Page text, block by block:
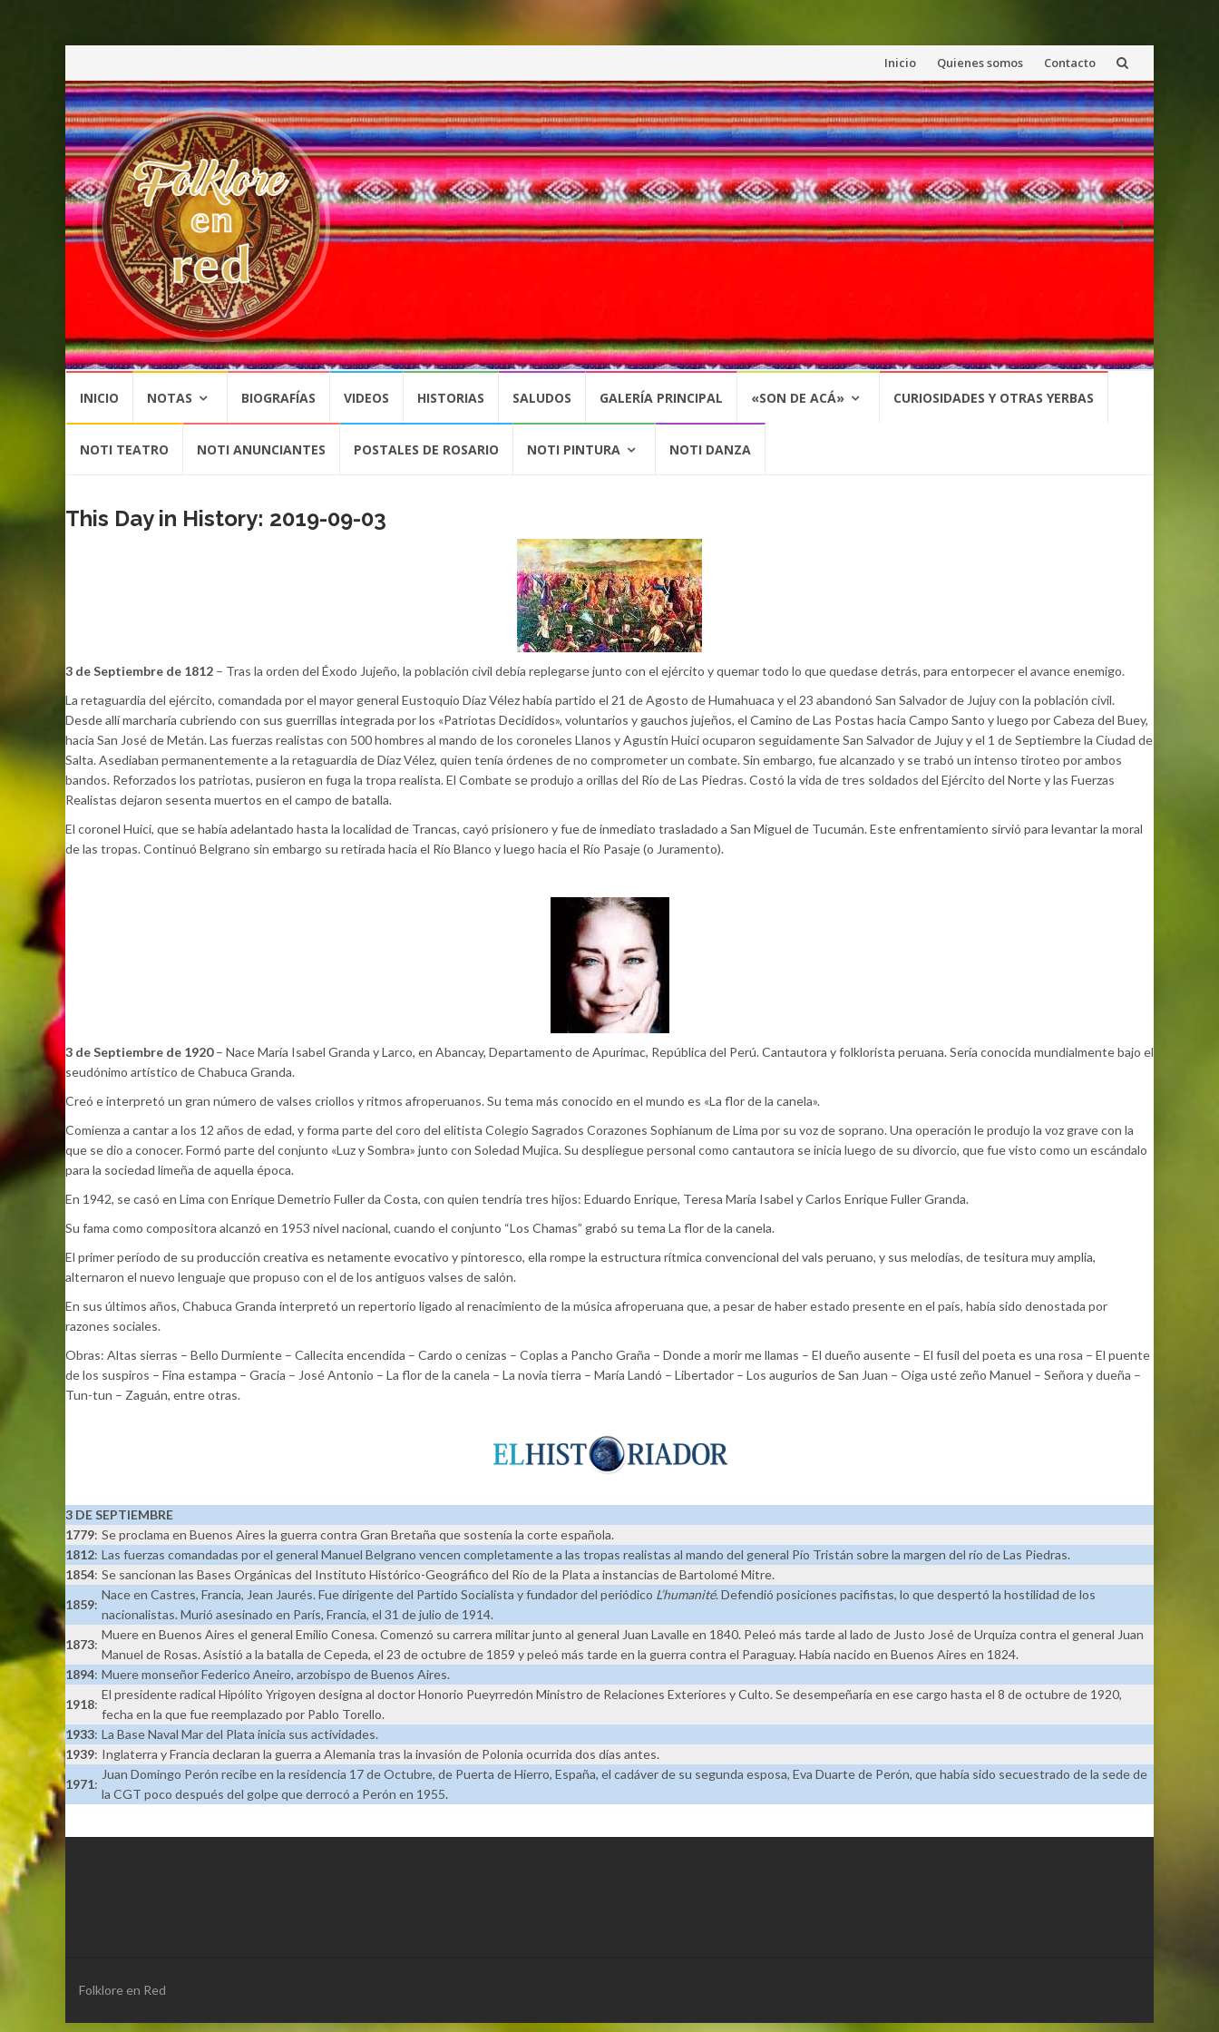
Saltar
al
contenido
Inicio Quienes somos Contacto
1
contenido
INICIO NOTAS BIOGRAFÍAS VIDEOS HISTORIAS SALUDOS GALERÍA PRINCIPAL «SON DE ACÁ» CURIOSIDADES Y OTRAS YERBAS
NOTI TEATRO NOTI ANUNCIANTES POSTALES DE ROSARIO NOTI PINTURA NOTI DANZA
This Day in History: 2019-09-03
3 de Septiembre de 1812 – Tras la orden del Éxodo Jujeño, la población civil debía replegarse junto con el ejército y quemar todo lo que quedase detrás, para entorpecer el avance enemigo.
La retaguardia del ejército, comandada por el mayor general Eustoquio Díaz Vélez había partido el 21 de Agosto de Humahuaca y el 23 abandonó San Salvador de Jujuy con la población civil.
Desde allí marcharía cubriendo con sus guerrillas integrada por los «Patriotas Decididos», voluntarios y gauchos jujeños, el Camino de Las Postas hacia Campo Santo y luego por Cabeza del Buey,
hacia San José de Metán. Las fuerzas realistas con 500 hombres al mando de los coroneles Llanos y Agustín Huici ocuparon seguidamente San Salvador de Jujuy y el 1 de Septiembre la Ciudad de
Salta. Asediaban permanentemente a la retaguardia de Díaz Vélez, quien tenía órdenes de no comprometer un combate. Sin embargo, fue alcanzado y se trabó un intenso tiroteo por ambos
bandos. Reforzados los patriotas, pusieron en fuga la tropa realista. El Combate se produjo a orillas del Río de Las Piedras. Costó la vida de tres soldados del Ejército del Norte y las Fuerzas
Realistas dejaron sesenta muertos en el campo de batalla.
El coronel Huici, que se había adelantado hasta la localidad de Trancas, cayó prisionero y fue de inmediato trasladado a San Miguel de Tucumán. Este enfrentamiento sirvió para levantar la moral
de las tropas. Continuó Belgrano sin embargo su retirada hacia el Río Blanco y luego hacia el Río Pasaje (o Juramento).
3 de Septiembre de 1920– Nace María Isabel Granda y Larco, en Abancay, Departamento de Apurimac, República del Perú. Cantautora y folklorista peruana. Sería conocida mundialmente bajo el
seudónimo artístico de Chabuca Granda.
Creó e interpretó un gran número de valses criollos y ritmos afroperuanos. Su tema más conocido en el mundo es «La flor de la canela».
Comienza a cantar a los 12 años de edad, y forma parte del coro del elitista Colegio Sagrados Corazones Sophianum de Lima por su voz de soprano. Una operación le produjo la voz grave con la
que se dio a conocer. Formó parte del conjunto «Luz y Sombra» junto con Soledad Mujica. Su despliegue personal como cantautora se inicia luego de su divorcio, que fue visto como un escándalo
para la sociedad limeña de aquella época.
En 1942, se casó en Lima con Enrique Demetrio Fuller da Costa, con quien tendría tres hijos: Eduardo Enrique, Teresa María Isabel y Carlos Enrique Fuller Granda.
Su fama como compositora alcanzó en 1953 nivel nacional, cuando el conjunto “Los Chamas” grabó su tema La flor de la canela.
El primer período de su producción creativa es netamente evocativo y pintoresco, ella rompe la estructura rítmica convencional del vals peruano, y sus melodías, de tesitura muy amplia,
alternaron el nuevo lenguaje que propuso con el de los antiguos valses de salón.
En sus últimos años, Chabuca Granda interpretó un repertorio ligado al renacimiento de la música afroperuana que, a pesar de haber estado presente en el país, había sido denostada por
razones sociales.
Obras: Altas sierras – Bello Durmiente – Callecita encendida – Cardo o cenizas – Coplas a Pancho Graña – Donde a morir me llamas – El dueño ausente – El fusil del poeta es una rosa – El puente
de los suspiros – Fina estampa – Gracia – José Antonio – La flor de la canela – La novia tierra – María Landó – Libertador – Los augurios de San Juan – Oiga usté zeño Manuel – Señora y dueña –
Tun-tun – Zaguán, entre otras.
3 DE SEPTIEMBRE
1779: Se proclama en Buenos Aires la guerra contra Gran Bretaña que sostenía la corte española.
1812: Las fuerzas comandadas por el general Manuel Belgrano vencen completamente a las tropas realistas al mando del general Pío Tristán sobre la margen del río de Las Piedras.
1854: Se sancionan las Bases Orgánicas del Instituto Histórico-Geográfico del Río de la Plata a instancias de Bartolomé Mitre.
1859:
Nace en Castres, Francia, Jean Jaurés. Fue dirigente del Partido Socialista y fundador del periódico L’humanité. Defendió posiciones pacifistas, lo que despertó la hostilidad de los
nacionalistas. Murió asesinado en París, Francia, el 31 de julio de 1914.
1873:
Muere en Buenos Aires el general Emilio Conesa. Comenzó su carrera militar junto al general Juan Lavalle en 1840. Peleó más tarde al lado de Justo José de Urquiza contra el general Juan
Manuel de Rosas. Asistió a la batalla de Cepeda, el 23 de octubre de 1859 y peleó más tarde en la guerra contra el Paraguay. Había nacido en Buenos Aires en 1824.
1894: Muere monseñor Federico Aneiro, arzobispo de Buenos Aires.
1918:
El presidente radical Hipólito Yrigoyen designa al doctor Honorio Pueyrredón Ministro de Relaciones Exteriores y Culto. Se desempeñaría en ese cargo hasta el 8 de octubre de 1920,
fecha en la que fue reemplazado por Pablo Torello.
1933: La Base Naval Mar del Plata inicia sus actividades.
1939: Inglaterra y Francia declaran la guerra a Alemania tras la invasión de Polonia ocurrida dos días antes.
1971:
Juan Domingo Perón recibe en la residencia 17 de Octubre, de Puerta de Hierro, España, el cadáver de su segunda esposa, Eva Duarte de Perón, que había sido secuestrado de la sede de
la CGT poco después del golpe que derrocó a Perón en 1955.
Folklore en Red